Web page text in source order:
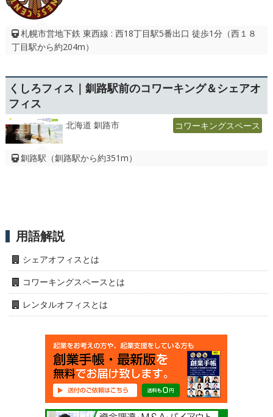
札幌市営地下鉄 東西線 : 西18丁目駅5番出口 徒歩1分（西１８
丁目駅から約204m）
くしろフィス｜釧路駅前のコワーキング＆シェアオ
フィス
北海道 釧路市 コワーキングスペース
釧路駅（釧路駅から約351m）
用語解説
シェアオフィスとは
コワーキングスペースとは
レンタルオフィスとは